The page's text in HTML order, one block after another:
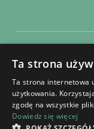
Regulamin
Regulamin
Ta strona
Ta strona internetowa
użytkowania.
zgodę na wszystkie
Dowiedz się więcej